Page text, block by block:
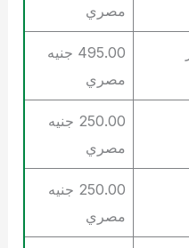
مصري
495.00 جنيه
مصري
250.00 جنيه
مصري
250.00 جنيه
مصري